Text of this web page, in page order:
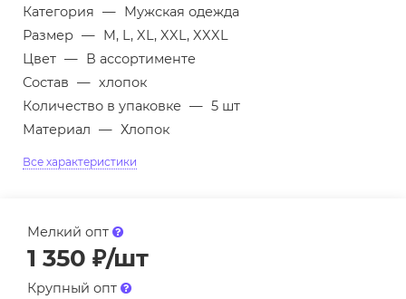
Категория — Мужская одежда
Размер — M, L, XL, XXL, XXXL
Цвет — В ассортименте
Состав — хлопок
Количество в упаковке — 5 шт
Материал — Хлопок
Все характеристики
Мелкий опт
1 350 ₽/шт
Крупный опт